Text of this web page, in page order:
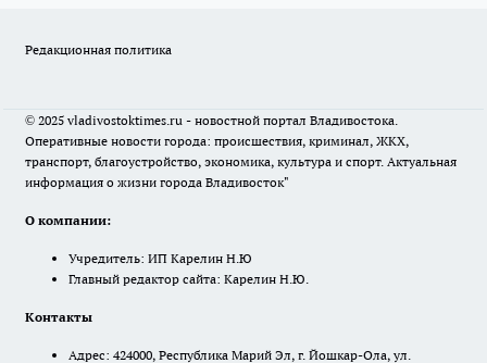
Редакционная политика
© 2025 vladivostoktimes.ru - новостной портал Владивостока.
Оперативные новости города: происшествия, криминал, ЖКХ,
транспорт, благоустройство, экономика, культура и спорт. Актуальная
информация о жизни города Владивосток"
О компании:
Учредитель: ИП Карелин Н.Ю
Главный редактор сайта: Карелин Н.Ю.
Контакты
Адрес: 424000, Республика Марий Эл, г. Йошкар-Ола, ул.